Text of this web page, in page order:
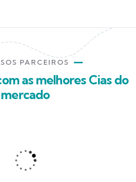
PARCEIROS
as melhores Cias do
mercado